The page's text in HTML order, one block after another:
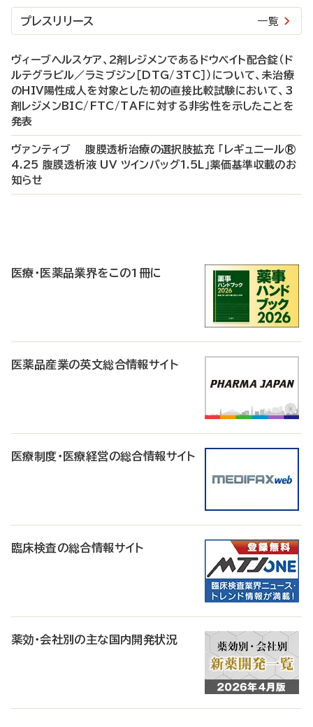
プレスリリース 一覧
ヴィーブヘルスケア、2剤レジメンであるドウベイト配合錠（ド
ルテグラビル／ラミブジン［DTG/3TC］）について、未治療
のHIV陽性成人を対象とした初の直接比較試験において、3
剤レジメンBIC/FTC/TAFに対する非劣性を示したことを
発表
ヴァンティブ 腹膜透析治療の選択肢拡充 「レギュニール®
4.25 腹膜透析液 UV ツインバッグ1.5L」薬価基準収載のお
知らせ
医療・医薬品業界をこの1冊に
医薬品産業の英文総合情報サイト
医療制度・医療経営の総合情報サイト
臨床検査の総合情報サイト
薬効・会社別の主な国内開発状況